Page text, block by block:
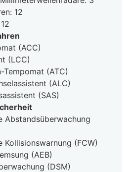
12
(ACC)
(LCC)
Tempomat (ATC)
(ALC)
(SAS)
Abstandsüberwachung
Kollisionswarnung (FCW)
(AEB)
(DSM)